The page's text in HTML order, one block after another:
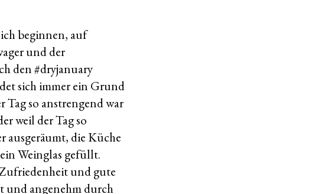
beginnen, auf
und der
den #dryjanuary
sich immer ein Grund
Tag so anstrengend war
weil der Tag so
ausgeräumt, die Küche
Weinglas gefüllt.
und gute
und angenehm durch